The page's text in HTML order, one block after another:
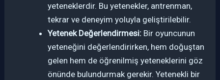
yeteneklerdir. Bu yetenekler, antrenman,
tekrar ve deneyim yoluyla geliştirilebilir.
Yetenek Değerlendirmesi: Bir oyuncunun
yeteneğini değerlendirirken, hem doğuştan
gelen hem de öğrenilmiş yeteneklerini göz
önünde bulundurmak gerekir. Yetenekli bir